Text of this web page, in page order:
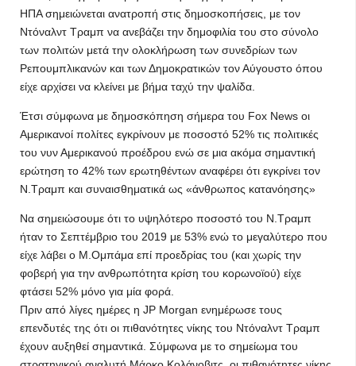
ΗΠΑ σημειώνεται ανατροπή στις δημοσκοπήσεις, με τον
Ντόναλντ Τραμπ να ανεβάζει την δημοφιλία του στο σύνολο
των πολιτών μετά την ολοκλήρωση των συνεδρίων των
Ρεπουμπλικανών και των Δημοκρατικών τον Αύγουστο όπου
είχε αρχίσει να κλείνει με βήμα ταχύ την ψαλίδα.
Έτσι σύμφωνα με δημοσκόπηση σήμερα του Fox News οι
Αμερικανοί πολίτες εγκρίνουν με ποσοστό 52% τις πολιτικές
του νυν Αμερικανού προέδρου ενώ σε μια ακόμα σημαντική
ερώτηση το 42% των ερωτηθέντων αναφέρει ότι εγκρίνει τον
Ν.Τραμπ και συναισθηματικά ως «άνθρωπος κατανόησης»
Να σημειώσουμε ότι το υψηλότερο ποσοστό του Ν.Τραμπ
ήταν το Σεπτέμβριο του 2019 με 53% ενώ το μεγαλύτερο που
είχε λάβει ο Μ.Ομπάμα επί προεδρίας του (και χωρίς την
φοβερή για την ανθρωπότητα κρίση του κορωνοϊού) είχε
φτάσει 52% μόνο για μία φορά.
Πριν από λίγες ημέρες η JP Morgan ενημέρωσε τους
επενδυτές της ότι οι πιθανότητες νίκης του Ντόναλντ Τραμπ
έχουν αυξηθεί σημαντικά. Σύμφωνα με το σημείωμα του